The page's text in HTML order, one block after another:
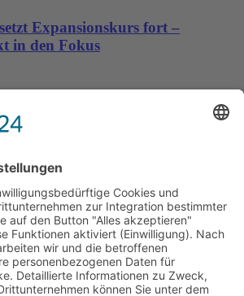
Expansionskurs fort –
in den Fokus
mehr Direktbuchungen:
Angebot für Hotels